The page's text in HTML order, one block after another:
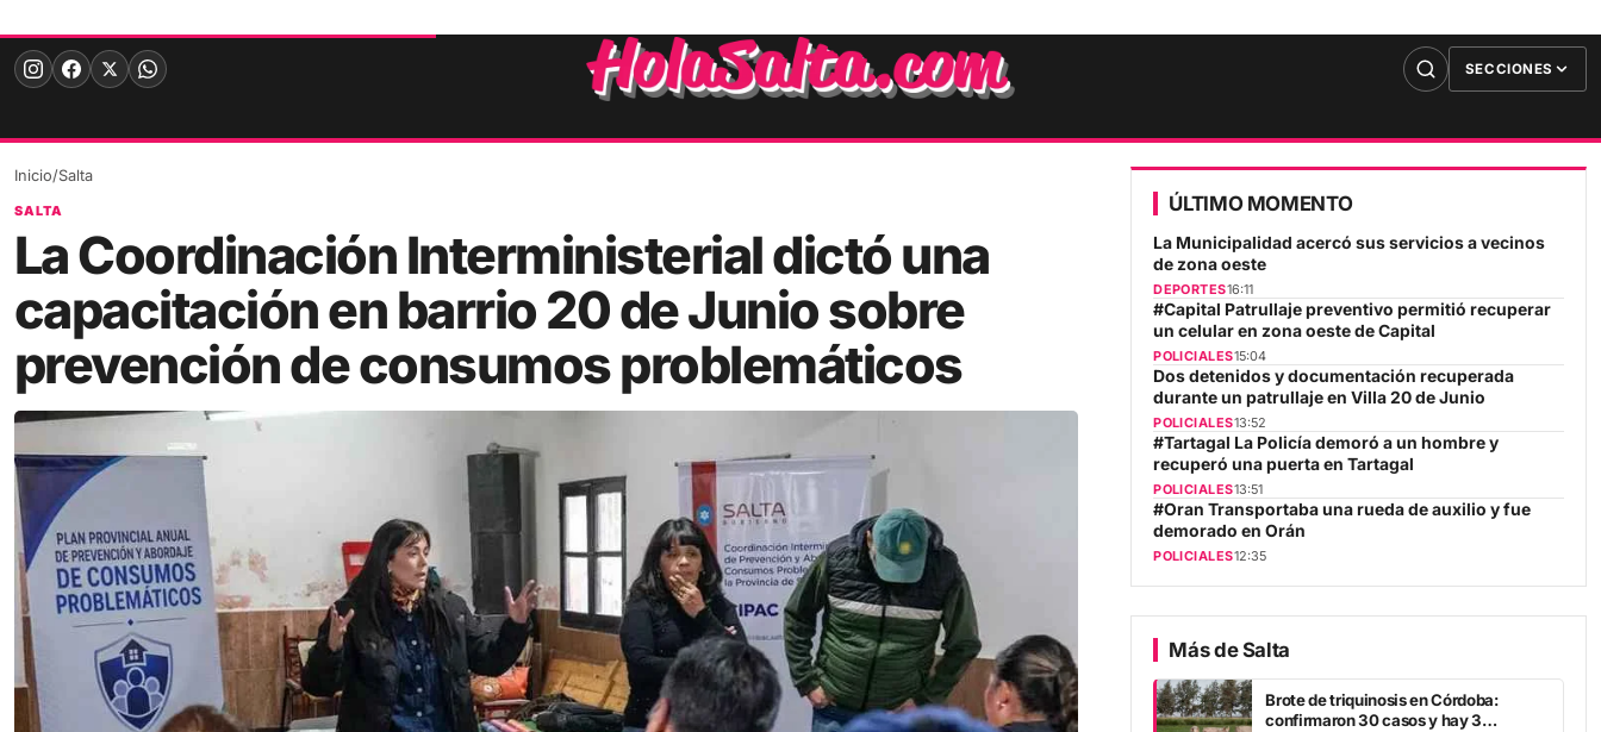
to
content
SECCIONES
Inicio/Salta
SALTA
La Coordinación Interministerial dictó una
capacitación en barrio 20 de Junio sobre
prevención de consumos problemáticos
ÚLTIMO MOMENTO
La Municipalidad acercó sus servicios a vecinos
de zona oeste
DEPORTES16:11
#Capital Patrullaje preventivo permitió recuperar
un celular en zona oeste de Capital
POLICIALES15:04
Dos detenidos y documentación recuperada
durante un patrullaje en Villa 20 de Junio
POLICIALES13:52
#Tartagal La Policía demoró a un hombre y
recuperó una puerta en Tartagal
POLICIALES13:51
#Oran Transportaba una rueda de auxilio y fue
demorado en Orán
POLICIALES12:35
Más de Salta
Brote de triquinosis en Córdoba:
confirmaron 30 casos y hay 3